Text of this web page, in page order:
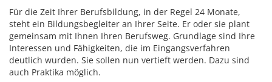
Für die Zeit Ihrer Berufsbildung, in der Regel 24 Monate,
steht ein Bildungsbegleiter an Ihrer Seite. Er oder sie plant
gemeinsam mit Ihnen Ihren Berufsweg. Grundlage sind Ihre
Interessen und Fähigkeiten, die im Eingangsverfahren
deutlich wurden. Sie sollen nun vertieft werden. Dazu sind
auch Praktika möglich.